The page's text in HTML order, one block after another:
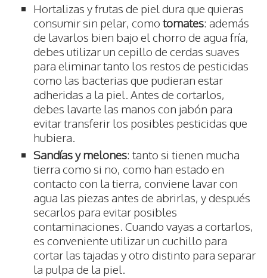
Hortalizas y frutas de piel dura que quieras
consumir sin pelar, como tomates: además
de lavarlos bien bajo el chorro de agua fría,
debes utilizar un cepillo de cerdas suaves
para eliminar tanto los restos de pesticidas
como las bacterias que pudieran estar
adheridas a la piel. Antes de cortarlos,
debes lavarte las manos con jabón para
evitar transferir los posibles pesticidas que
hubiera.
Sandías y melones: tanto si tienen mucha
tierra como si no, como han estado en
contacto con la tierra, conviene lavar con
agua las piezas antes de abrirlas, y después
secarlos para evitar posibles
contaminaciones. Cuando vayas a cortarlos,
es conveniente utilizar un cuchillo para
cortar las tajadas y otro distinto para separar
la pulpa de la piel.